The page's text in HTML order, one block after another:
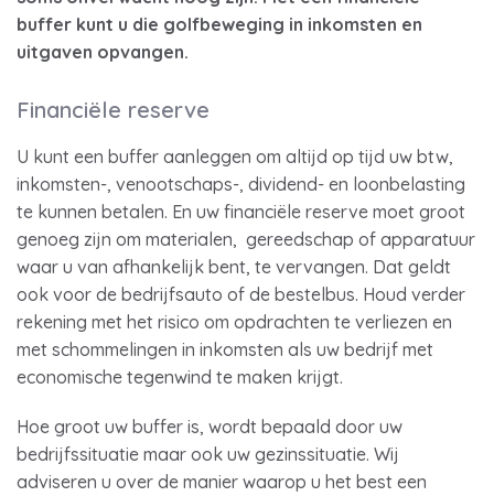
buffer kunt u die golfbeweging in inkomsten en
uitgaven opvangen.
Financiële reserve
U kunt een buffer aanleggen om altijd op tijd uw btw,
inkomsten-, venootschaps-, dividend- en loonbelasting
te kunnen betalen. En uw financiële reserve moet groot
genoeg zijn om materialen, gereedschap of apparatuur
waar u van afhankelijk bent, te vervangen. Dat geldt
ook voor de bedrijfsauto of de bestelbus. Houd verder
rekening met het risico om opdrachten te verliezen en
met schommelingen in inkomsten als uw bedrijf met
economische tegenwind te maken krijgt.
Hoe groot uw buffer is, wordt bepaald door uw
bedrijfssituatie maar ook uw gezinssituatie. Wij
adviseren u over de manier waarop u het best een